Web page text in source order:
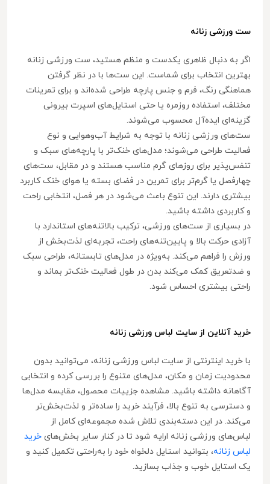
ست ورزشی زنانه
اگر به دنبال ظاهری یکدست و منظم هستید، ست ورزشی زنانه
بهترین انتخاب برای شماست. این ست‌ها با در نظر گرفتن
هماهنگی رنگ، فرم و جنس پارچه طراحی شده‌اند و برای تمرینات
مختلف، استفاده روزمره یا حتی استایل‌های اسپرت بیرونی
گزینه‌ای ایده‌آل محسوب می‌شوند.
ست‌های ورزشی زنانه با توجه به شرایط آب‌وهوایی و نوع
فعالیت طراحی می‌شوند؛ مدل‌های خنک‌تر با پارچه‌های سبک و
تنفس‌پذیر برای روزهای گرم مناسب هستند و در مقابل، ست‌های
چهارفصل یا گرم‌تر برای تمرین در فضای بسته یا هوای خنک کاربرد
بیشتری دارند. این تنوع باعث می‌شود در هر فصل، انتخابی راحت
و کاربردی داشته باشید.
در بسیاری از ست‌های ورزشی، ترکیب بالاتنه‌های استاندارد با
آزادی حرکت بالا و پایین‌تنه‌های راحت، تجربه‌ای لذت‌بخش از
ورزش را فراهم می‌کند. به‌ویژه در مدل‌های تابستانه، طراحی سبک
و ضدتعریق کمک می‌کند بدن در طول فعالیت خنک‌تر بماند و
راحتی بیشتری احساس شود.
خرید آنلاین از سایت لباس ورزشی زنانه
با خرید اینترنتی از سایت لباس ورزشی زنانه، می‌توانید بدون
محدودیت زمان و مکان، مدل‌های متنوع را بررسی کرده و انتخابی
آگاهانه داشته باشید. مشاهده جزییات محصول، مقایسه مدل‌ها
و دسترسی به تنوع بالا، فرآیند خرید را ساده‌تر و لذت‌بخش‌تر
می‌کند. در این دسته‌بندی تلاش شده مجموعه‌ای کامل از
لباس‌های ورزشی زنانه ارایه شود تا در کنار سایر بخش‌های خرید
لباس زنانه، بتوانید استایل دلخواه خود را به‌راحتی تکمیل کنید و
یک استایل خوب و جذاب بسازید.